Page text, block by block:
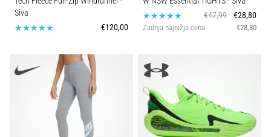
Siva
€120,00
€47,99
€28,80
Zadnja najnižja cena €28,80